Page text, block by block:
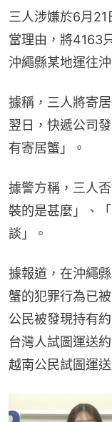
三人涉嫌於6月21
當理由，將4163
沖繩縣某地運往
據稱，三人將寄
翌日，快遞公司
有寄居蟹」。
據警方稱，三人
裝的是甚麼」、
談」。
據報道，在沖繩
蟹的犯罪行為已
公民被發現持有
台灣人試圖運送
越南公民試圖運